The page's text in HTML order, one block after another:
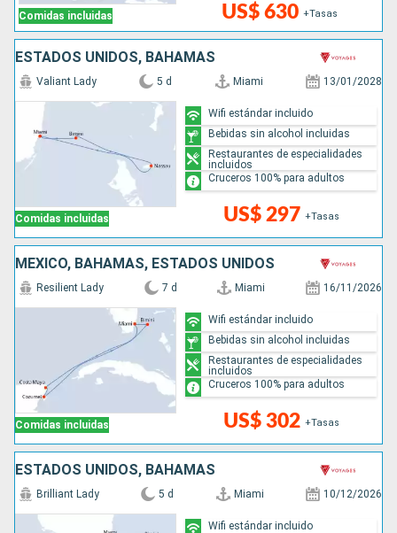
Comidas incluidas US$ 630 +Tasas
ESTADOS UNIDOS, BAHAMAS
Comidas incluidas
Valiant Lady 5 d Miami 13/01/2028
US$ 297 +Tasas
Wifi estándar incluido
Bebidas sin alcohol incluidas
Restaurantes de especialidades
incluidos
Cruceros 100% para adultos
MÉXICO, BAHAMAS, ESTADOS UNIDOS
Comidas incluidas
Resilient Lady 7 d Miami 16/11/2026
US$ 302 +Tasas
Wifi estándar incluido
Bebidas sin alcohol incluidas
Restaurantes de especialidades
incluidos
Cruceros 100% para adultos
ESTADOS UNIDOS, BAHAMAS
Brilliant Lady 5 d Miami 10/12/2026
Wifi estándar incluido